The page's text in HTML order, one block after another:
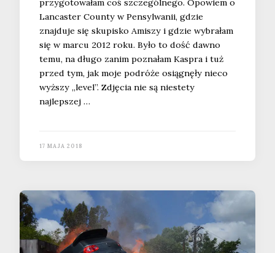
przygotowałam coś szczególnego. Opowiem o
Lancaster County w Pensylwanii, gdzie
znajduje się skupisko Amiszy i gdzie wybrałam
się w marcu 2012 roku. Było to dość dawno
temu, na długo zanim poznałam Kaspra i tuż
przed tym, jak moje podróże osiągnęły nieco
wyższy „level”. Zdjęcia nie są niestety
najlepszej …
17 MAJA 2018